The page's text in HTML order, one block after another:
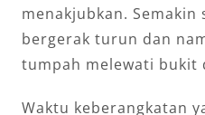
menakjubkan. Semakin
bergerak turun dan
tumpah melewati bukit
Waktu keberangkatan